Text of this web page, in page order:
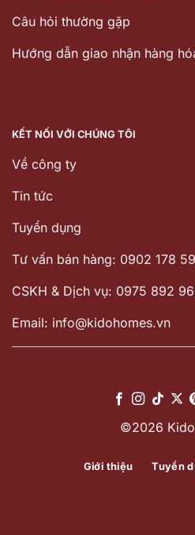
Câu hỏi thường gặp
Hướng dẫn giao nhận hàng
KẾT NỐI VỚI CHÚNG TÔI
Về công ty
Tin tức
Tuyển dụng
Tư vấn bán hàng: 0902 178
CSKH & Dịch vụ: 0975 892
Email: info@kidohomes.vn
©2026
Giới thiệu Tuyển